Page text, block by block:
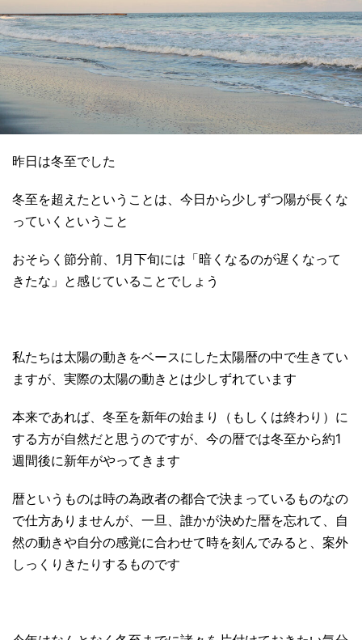
昨日は冬至でした
冬至を超えたということは、今日から少しずつ陽が長くな
っていくということ
おそらく節分前、1月下旬には「暗くなるのが遅くなって
きたな」と感じていることでしょう
私たちは太陽の動きをベースにした太陽暦の中で生きてい
ますが、実際の太陽の動きとは少しずれています
本来であれば、冬至を新年の始まり（もしくは終わり）に
する方が自然だと思うのですが、今の暦では冬至から約1
週間後に新年がやってきます
暦というものは時の為政者の都合で決まっているものなの
で仕方ありませんが、一旦、誰かが決めた暦を忘れて、自
然の動きや自分の感覚に合わせて時を刻んでみると、案外
しっくりきたりするものです